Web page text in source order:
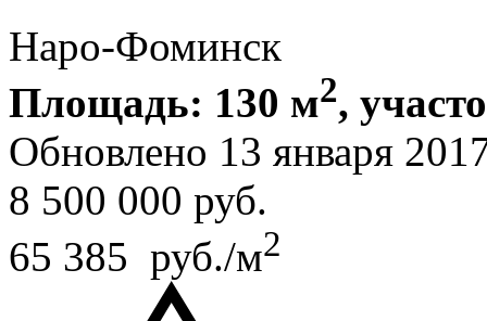
Наро-Фоминск
Площадь: 130 м2,
Обновлено 13 января
8 500 000 руб.
65 385 руб./м2